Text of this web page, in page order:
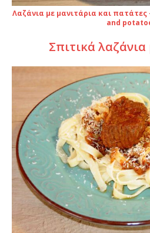
Λαζάνια με μανιτάρια και
and
Σπιτικά